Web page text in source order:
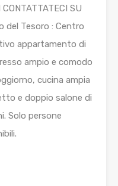
CONTATTATECI SU
del Tesoro : Centro
appartamento di
ampio e comodo
cucina ampia
e doppio salone di
Solo persone